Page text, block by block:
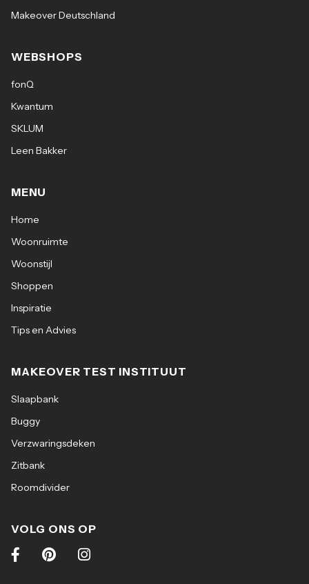
Makeover Deutschland
WEBSHOPS
fonQ
Kwantum
SKLUM
Leen Bakker
MENU
Home
Woonruimte
Woonstijl
Shoppen
Inspiratie
Tips en Advies
MAKEOVER TEST INSTITUUT
Slaapbank
Buggy
Verzwaringsdeken
Zitbank
Roomdivider
VOLG ONS OP